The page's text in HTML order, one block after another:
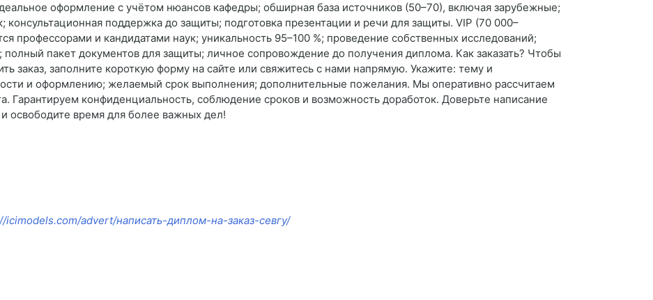
оформление с учётом нюансов кафедры; обширная база источников (50–70), включая зарубежные;
консультационная поддержка до защиты; подготовка презентации и речи для защиты. VIP (70 000–
профессорами и кандидатами наук; уникальность 95–100 %; проведение собственных исследований;
пакет документов для защиты; личное сопровождение до получения диплома. Как заказать? Чтобы
заказ, заполните короткую форму на сайте или свяжитесь с нами напрямую. Укажите: тему и
и оформлению; желаемый срок выполнения; дополнительные пожелания. Мы оперативно рассчитаем
Гарантируем конфиденциальность, соблюдение сроков и возможность доработок. Доверьте написание
время для более важных дел!
icimodels.com/advert/написать-диплом-на-заказ-севгу/